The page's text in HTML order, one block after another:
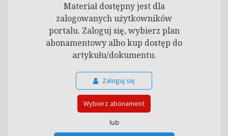
Materiał dostępny jest dla
zalogowanych użytkowników
portalu. Zaloguj się, wybierz plan
abonamentowy albo kup dostęp do
artykułu/dokumentu.
Zaloguj się
Wybierz abonament
lub